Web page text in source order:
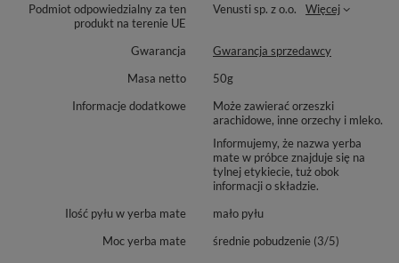
Podmiot odpowiedzialny za ten
produkt na terenie UE
Venusti sp. z o.o. Więcej
Gwarancja
Gwarancja sprzedawcy
Masa netto
50g
Informacje dodatkowe
Może zawierać orzeszki
arachidowe, inne orzechy i mleko.
Informujemy, że nazwa yerba
mate w próbce znajduje się na
tylnej etykiecie, tuż obok
informacji o składzie.
Ilość pyłu w yerba mate
mało pyłu
Moc yerba mate
średnie pobudzenie (3/5)